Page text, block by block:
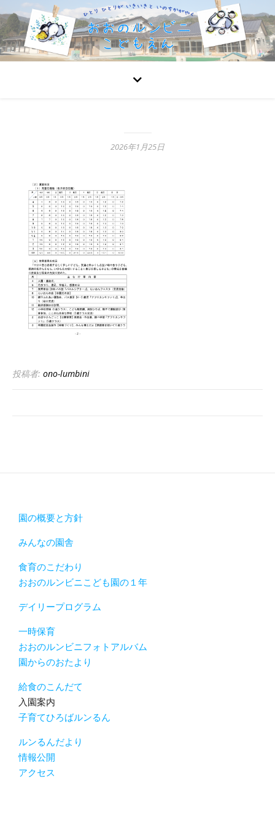
2026年1月25日
投稿者: ono-lumbini
園の概要と方針
みんなの園舎
食育のこだわり
おおのルンビニこども園の１年
デイリープログラム
一時保育
おおのルンビニフォトアルバム
園からのおたより
給食のこんだて
入園案内
子育てひろばルンるん
ルンるんだより
情報公開
アクセス